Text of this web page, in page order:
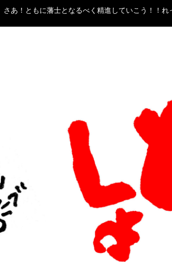
さあ！ともに藩士となるべく精進していこう！！れ